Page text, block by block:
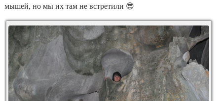
мышей, но мы их там не встретили 😎